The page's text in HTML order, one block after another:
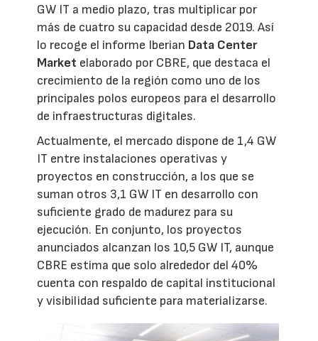
GW IT a medio plazo, tras multiplicar por
más de cuatro su capacidad desde 2019. Así
lo recoge el informe Iberian Data Center
Market elaborado por CBRE, que destaca el
crecimiento de la región como uno de los
principales polos europeos para el desarrollo
de infraestructuras digitales.
Actualmente, el mercado dispone de 1,4 GW
IT entre instalaciones operativas y
proyectos en construcción, a los que se
suman otros 3,1 GW IT en desarrollo con
suficiente grado de madurez para su
ejecución. En conjunto, los proyectos
anunciados alcanzan los 10,5 GW IT, aunque
CBRE estima que solo alrededor del 40%
cuenta con respaldo de capital institucional
y visibilidad suficiente para materializarse.